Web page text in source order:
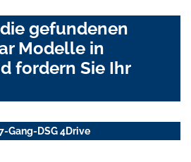
gefundenen
Modelle in
fordern Sie Ihr
Gang-DSG 4Drive